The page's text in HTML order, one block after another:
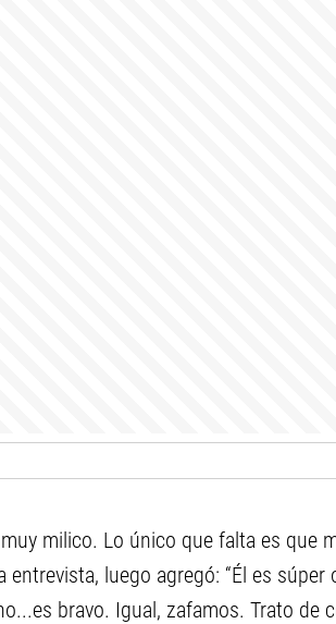
milico. Lo único que falta es que
luego agregó: “Él es súper
bravo. Igual, zafamos. Trato de